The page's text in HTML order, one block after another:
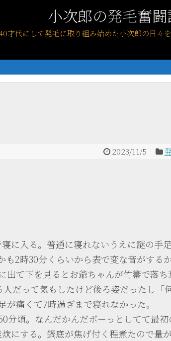
小次郎の発毛奮闘
才代にして発毛に取り組み始めた小次郎の日々を
2023/11/5
に入る。普通に寝れないうえに謎の手
も2時30分くらいから表で変な音がする
出て下を見るとお爺ちゃんが竹箒で落ち
だって気もしたけど後ろ姿だったし「
痛くて7時過ぎまで寝れなかった。
分頃。なんだかんだボーっとしてて最
にする。鍋底が焦げ付く程煮たので量